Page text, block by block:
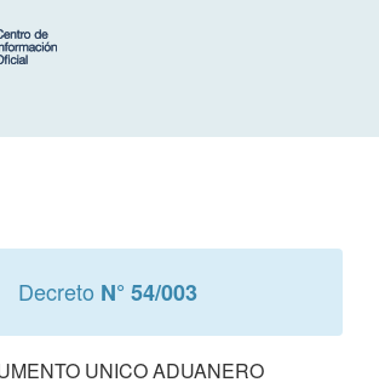
Decreto N° 54/003
UNICO ADUANERO